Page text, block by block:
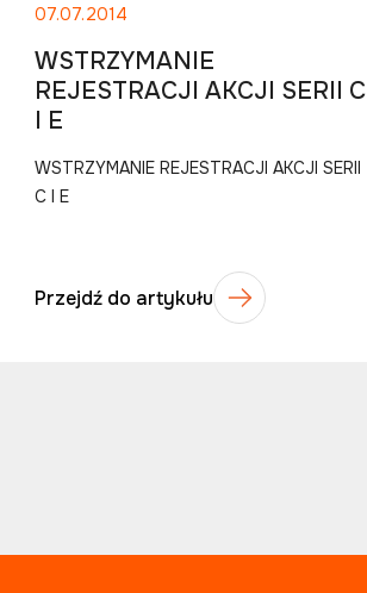
07.07.2014
WSTRZYMANIE
REJESTRACJI AKCJI SERII C
I E
WSTRZYMANIE REJESTRACJI AKCJI SERII
C I E
Przejdź do artykułu